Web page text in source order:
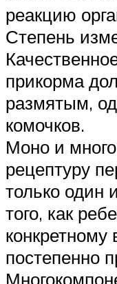
реакцию
Степень
прикорма
размятым,
комочков.
Моно и
рецептуру
только один
того, как
постепенно